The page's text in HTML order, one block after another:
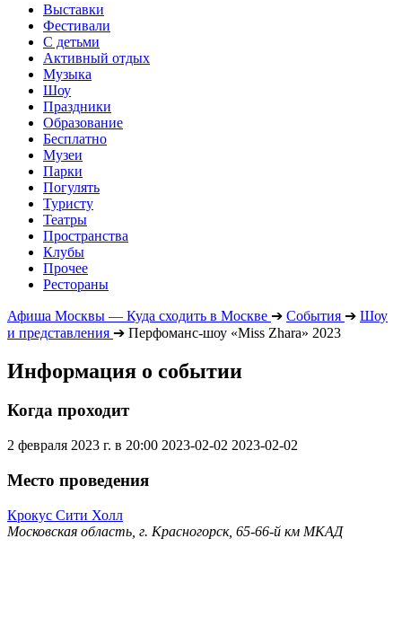
Выставки
Фестивали
С детьми
Активный отдых
Музыка
Шоу
Праздники
Образование
Бесплатно
Музеи
Парки
Погулять
Туристу
Театры
Пространства
Клубы
Прочее
Рестораны
Афиша Москвы — Куда сходить в Москве ➔ События ➔ Шоу
и представления ➔ Перфоманс-шоу «Miss Zhara» 2023
Информация о событии
Когда проходит
2 февраля 2023 г. в 20:00 2023-02-02 2023-02-02
Место проведения
Крокус Сити Холл
Московская область, г. Красногорск, 65-66-й км МКАД